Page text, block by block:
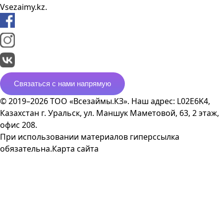
Vsezaimy.kz.
Связаться с нами напрямую
© 2019–2026 ТОО «Всезаймы.КЗ». Наш адрес: L02E6K4,
Казахстан г. Уральск, ул. Маншук Маметовой, 63, 2 этаж,
офис 208.
При использовании материалов гиперссылка
обязательна.Карта сайта